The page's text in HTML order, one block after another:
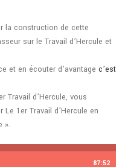
la construction de cette
sur le Travail d’Hercule et
et en écouter d’avantage c’est
Travail d’Hercule, vous
1er Travail d’Hercule en
».
87:52